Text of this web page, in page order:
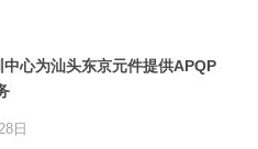
心为汕头东京元件提供APQP
日